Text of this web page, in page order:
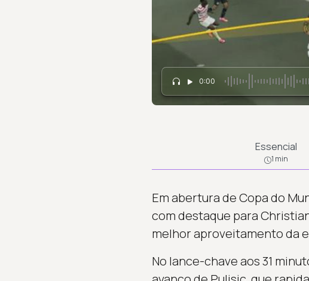
0:00
Essencial
1 min
Em abertura de Copa do
com destaque para
melhor aproveitamento da
No lance-chave aos 31